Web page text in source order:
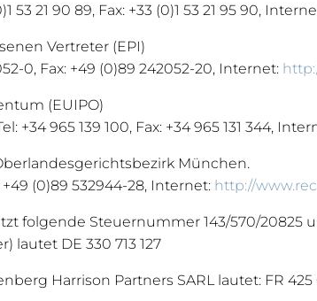
21 90 89, Fax: +33 (0)1 53 21 95 90,
Vertreter (EPI)
0, Fax: +49 (0)89 242052-20, Internet:
(EUIPO)
+34 965 139 100, Fax: +34 965 131 344,
München.
+49 (0)89 532944-28, Internet: http://
folgende Steuernummer 143/570/20825
DE 330 713 127
Harrison Partners SARL lautet: FR 425